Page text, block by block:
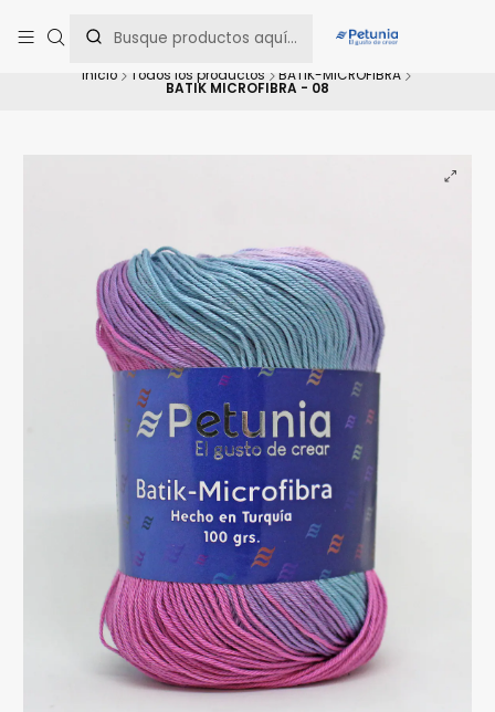
una asesoría personalizada.
Inicio Todos los productos BATIK-MICROFIBRA
BATIK MICROFIBRA - 08